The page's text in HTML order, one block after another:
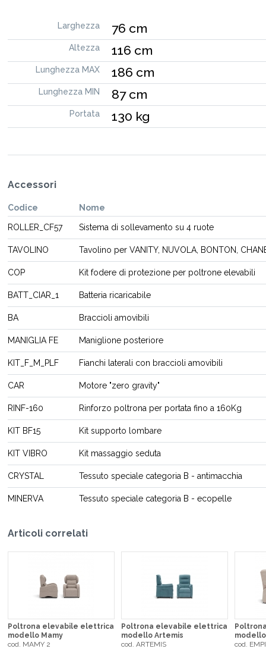
Larghezza 76 cm
Altezza 116 cm
Lunghezza MAX 186 cm
Lunghezza MIN 87 cm
Portata 130 kg
Accessori
Codice Nome
ROLLER_CF57 Sistema di sollevamento su 4 ruote
TAVOLINO Tavolino per VANITY, NUVOLA, BONTON,
COP Kit fodere di protezione per poltrone elevabili
BATT_CIAR_1 Batteria ricaricabile
BA Braccioli amovibili
MANIGLIA FE Maniglione posteriore
KIT_F_M_PLF Fianchi laterali con braccioli amovibili
CAR Motore "zero gravity"
RINF-160 Rinforzo poltrona per portata fino a 160Kg
KIT BF15 Kit supporto lombare
KIT VIBRO Kit massaggio seduta
CRYSTAL Tessuto speciale categoria B - antimacchia
MINERVA Tessuto speciale categoria B - ecopelle
Articoli correlati
Poltrona elevabile elettrica
modello Mamy
cod. MAMY 2
Poltrona elevabile elettrica
modello Artemis
cod. ARTEMIS
cod.